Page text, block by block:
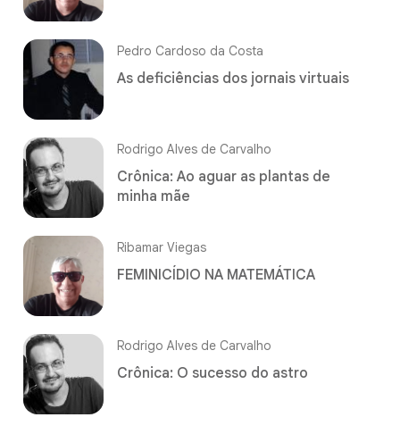
Pedro Cardoso da Costa
As deficiências dos jornais virtuais
Rodrigo Alves de Carvalho
Crônica: Ao aguar as plantas de
minha mãe
Ribamar Viegas
FEMINICÍDIO NA MATEMÁTICA
Rodrigo Alves de Carvalho
Crônica: O sucesso do astro